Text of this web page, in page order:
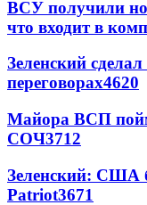
ВСУ получили
что входит в
Зеленский
переговорах4620
Майора ВСП
СОЧ3712
Зеленский: США
Patriot3671